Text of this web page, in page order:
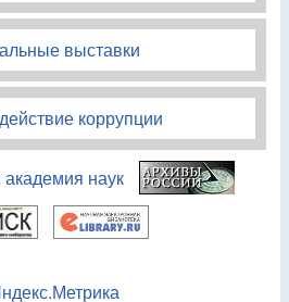
выставки
коррупции